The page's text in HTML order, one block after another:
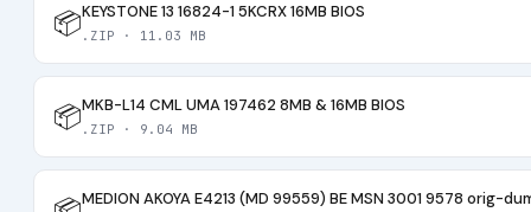
📦KEYSTONE 13 16824-1 5KCRX 16MB BIOS
.ZIP · 11.03 MB
📦MKB-L14 CML UMA 197462 8MB & 16MB BIOS
.ZIP · 9.04 MB
MEDION AKOYA E4213 (MD 99559) BE MSN 3001 9578 orig-